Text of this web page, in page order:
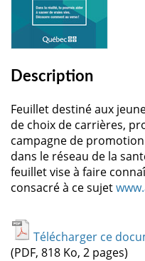
Description
Feuillet destiné aux
de choix de carrières,
campagne de
dans le réseau de la
feuillet vise à faire
consacré à ce sujet
Télécharger ce
(PDF, 818 Ko, 2 pages)